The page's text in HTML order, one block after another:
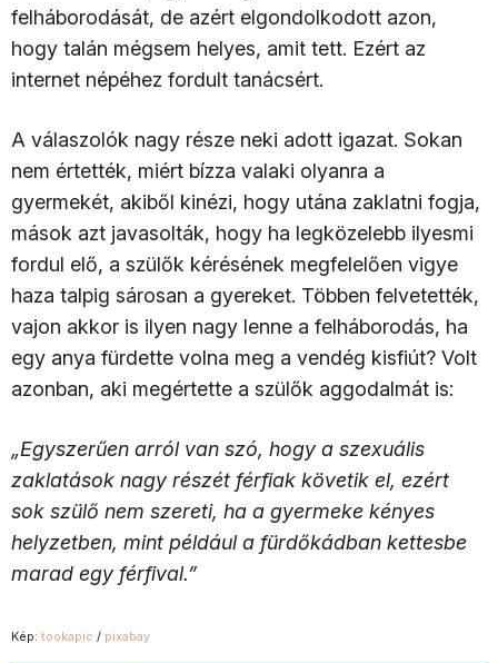
felháborodását, de azért elgondolkodott azon,
hogy talán mégsem helyes, amit tett. Ezért az
internet népéhez fordult tanácsért.
A válaszolók nagy része neki adott igazat. Sokan
nem értették, miért bízza valaki olyanra a
gyermekét, akiből kinézi, hogy utána zaklatni fogja,
mások azt javasolták, hogy ha legközelebb ilyesmi
fordul elő, a szülők kérésének megfelelően vigye
haza talpig sárosan a gyereket. Többen felvetették,
vajon akkor is ilyen nagy lenne a felháborodás, ha
egy anya fürdette volna meg a vendég kisfiút? Volt
azonban, aki megértette a szülők aggodalmát is:
„Egyszerűen arról van szó, hogy a szexuális
zaklatások nagy részét férfiak követik el, ezért
sok szülő nem szereti, ha a gyermeke kényes
helyzetben, mint például a fürdőkádban kettesbe
marad egy férfival.”
Kép: tookapic / pixabay